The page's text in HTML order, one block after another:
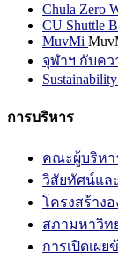
Chula Zero
CU Shuttle
MuvMi
จุฬาฯ กับคว
การบริหาร
คณะผู้บริหา
วิสัยทัศน์แล
โครงสร้าง
สภามหาวิท
การเปิดเผ